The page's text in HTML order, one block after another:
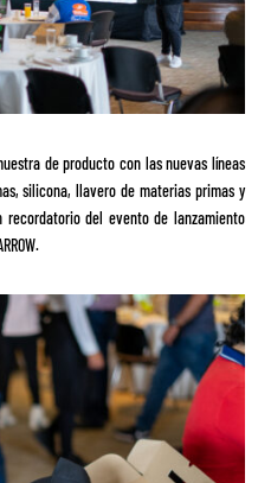
de producto con las nuevas líneas
silicona, llavero de materias primas y
recordatorio del evento de lanzamiento